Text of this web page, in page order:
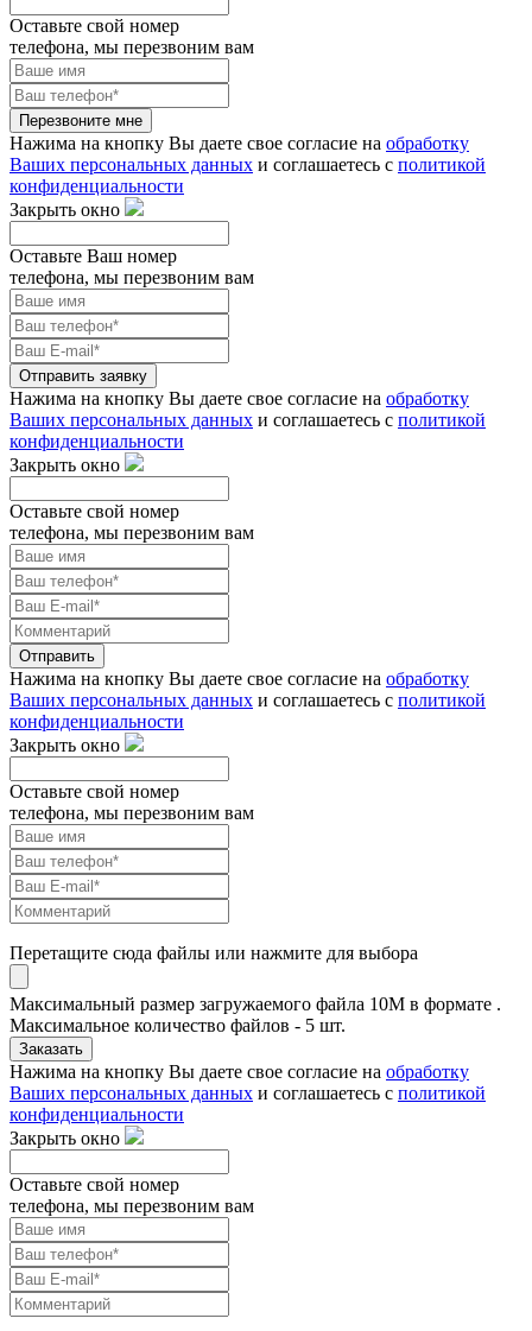
Оставьте свой номер
телефона, мы перезвоним вам
Перезвоните мне
Нажима на кнопку Вы даете свое согласие на обработку
Ваших персональных данных и соглашаетесь с политикой
конфиденциальности
Закрыть окно
Оставьте Ваш номер
телефона, мы перезвоним вам
Отправить заявку
Нажима на кнопку Вы даете свое согласие на обработку
Ваших персональных данных и соглашаетесь с политикой
конфиденциальности
Закрыть окно
Оставьте свой номер
телефона, мы перезвоним вам
Отправить
Нажима на кнопку Вы даете свое согласие на обработку
Ваших персональных данных и соглашаетесь с политикой
конфиденциальности
Закрыть окно
Оставьте свой номер
телефона, мы перезвоним вам
Перетащите сюда файлы или нажмите для выбора
Максимальный размер загружаемого файла 10M в формате .
Максимальное количество файлов - 5 шт.
Заказать
Нажима на кнопку Вы даете свое согласие на обработку
Ваших персональных данных и соглашаетесь с политикой
конфиденциальности
Закрыть окно
Оставьте свой номер
телефона, мы перезвоним вам